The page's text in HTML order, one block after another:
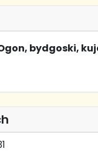
bydgoski,